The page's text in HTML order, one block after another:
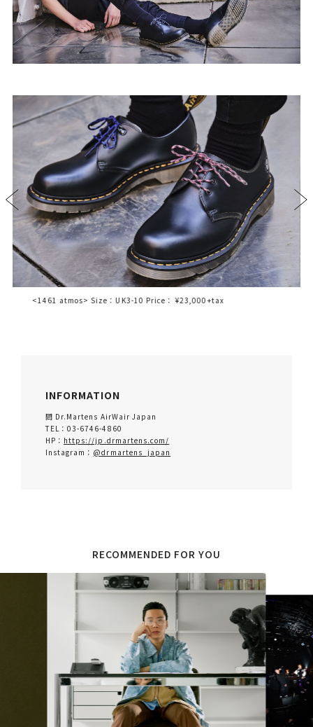
<1461 atmos> Size：UK3-10 Price： ¥23,000+tax
INFORMATION
問 Dr.Martens AirWair Japan
TEL：03-6746-4860
HP： https://jp.drmartens.com/
Instagram： @drmartens_japan
RECOMMENDED FOR YOU